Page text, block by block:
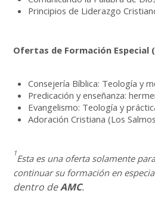
Principios de Liderazgo
Ofertas de Formación Especial
Consejería Bíblica: Teología y
Predicación y enseñanza:
Evangelismo: Teología y
Adoración Cristiana (Los
1Esta es una oferta solamente
continuar su formación en
dentro deAMC.